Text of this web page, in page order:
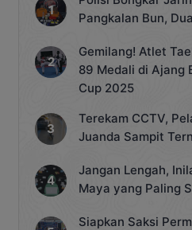
Pangkalan Bun,
Gemilang! Atlet
89 Medali di Ajang
Cup 2025
Terekam CCTV,
Juanda Sampit
Jangan Lengah,
Maya yang Paling
Siapkan Saksi